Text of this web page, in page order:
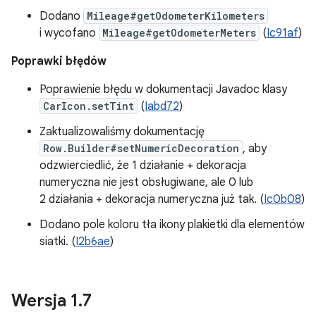
Dodano Mileage#getOdometerKilometers
i wycofano Mileage#getOdometerMeters (Ic91af)
Poprawki błędów
Poprawienie błędu w dokumentacji Javadoc klasy
CarIcon.setTint (Iabd72)
Zaktualizowaliśmy dokumentację
Row.Builder#setNumericDecoration , aby
odzwierciedlić, że 1 działanie + dekoracja
numeryczna nie jest obsługiwane, ale 0 lub
2 działania + dekoracja numeryczna już tak. (Ic0b08)
Dodano pole koloru tła ikony plakietki dla elementów
siatki. (I2b6ae)
Wersja 1.7